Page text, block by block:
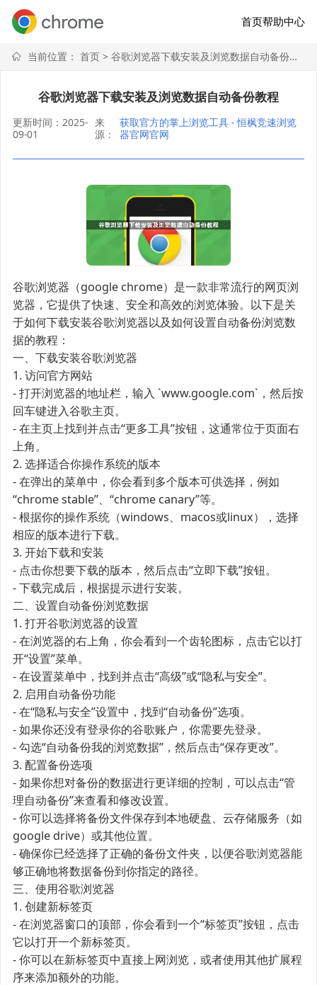
首页帮助中心
当前位置： 首页> 谷歌浏览器下载安装及浏览数据自动备份教程
谷歌浏览器下载安装及浏览数据自动备份教程
更新时间：2025-
09-01
来
源：
获取官方的掌上浏览工具 - 恒枫竞速浏览
器官网官网
谷歌浏览器（google chrome）是一款非常流行的网页浏
览器，它提供了快速、安全和高效的浏览体验。以下是关
于如何下载安装谷歌浏览器以及如何设置自动备份浏览数
据的教程：
一、下载安装谷歌浏览器
1. 访问官方网站
- 打开浏览器的地址栏，输入 `www.google.com`，然后按
回车键进入谷歌主页。
- 在主页上找到并点击“更多工具”按钮，这通常位于页面右
上角。
2. 选择适合你操作系统的版本
- 在弹出的菜单中，你会看到多个版本可供选择，例如
“chrome stable”、“chrome canary”等。
- 根据你的操作系统（windows、macos或linux），选择
相应的版本进行下载。
3. 开始下载和安装
- 点击你想要下载的版本，然后点击“立即下载”按钮。
- 下载完成后，根据提示进行安装。
二、设置自动备份浏览数据
1. 打开谷歌浏览器的设置
- 在浏览器的右上角，你会看到一个齿轮图标，点击它以打
开“设置”菜单。
- 在设置菜单中，找到并点击“高级”或“隐私与安全”。
2. 启用自动备份功能
- 在“隐私与安全”设置中，找到“自动备份”选项。
- 如果你还没有登录你的谷歌账户，你需要先登录。
- 勾选“自动备份我的浏览数据”，然后点击“保存更改”。
3. 配置备份选项
- 如果你想对备份的数据进行更详细的控制，可以点击“管
理自动备份”来查看和修改设置。
- 你可以选择将备份文件保存到本地硬盘、云存储服务（如
google drive）或其他位置。
- 确保你已经选择了正确的备份文件夹，以便谷歌浏览器能
够正确地将数据备份到你指定的路径。
三、使用谷歌浏览器
1. 创建新标签页
- 在浏览器窗口的顶部，你会看到一个“标签页”按钮，点击
它以打开一个新标签页。
- 你可以在新标签页中直接上网浏览，或者使用其他扩展程
序来添加额外的功能。